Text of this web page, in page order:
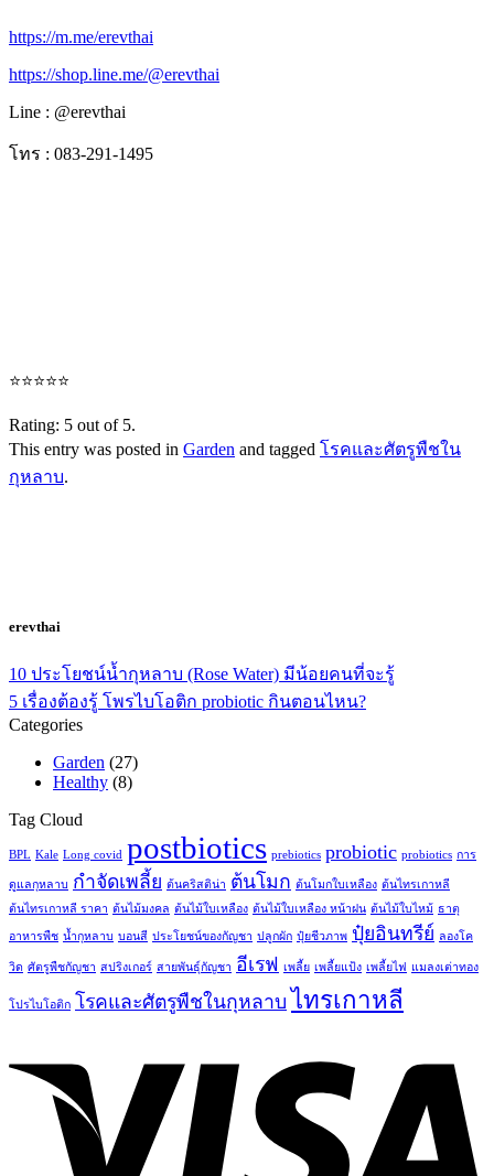
https://m.me/erevthai
https://shop.line.me/@erevthai
Line : @erevthai
โทร : 083-291-1495
⭐⭐⭐⭐⭐
Rating: 5 out of 5.
This entry was posted in Garden and tagged โรคและศัตรูพืชใน
กุหลาบ.
erevthai
10 ประโยชน์น้ำกุหลาบ (Rose Water) มีน้อยคนที่จะรู้
5 เรื่องต้องรู้ โพรไบโอติก probiotic กินตอนไหน?
Categories
Garden (27)
Healthy (8)
Tag Cloud
BPL Kale Long covid postbiotics prebiotics probiotic probiotics การ
ดูแลกุหลาบ กำจัดเพลี้ย ต้นคริสติน่า ต้นโมก ต้นโมกใบเหลือง ต้นไทรเกาหลี
ต้นไทรเกาหลี ราคา ต้นไม้มงคล ต้นไม้ใบเหลือง ต้นไม้ใบเหลือง หน้าฝน ต้นไม้ใบไหม้ ธาตุ
อาหารพืช น้ำกุหลาบ บอนสี ประโยชน์ของกัญชา ปลูกผัก ปุ๋ยชีวภาพ ปุ๋ยอินทรีย์ ลองโค
วิด ศัตรูพืชกัญชา สปริงเกอร์ สายพันธุ์กัญชา อีเรฟ เพลี้ย เพลี้ยแป้ง เพลี้ยไฟ แมลงเต่าทอง
โปรไบโอติก โรคและศัตรูพืชในกุหลาบ ไทรเกาหลี